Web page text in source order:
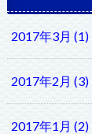
2017年3月 (1)
2017年2月 (3)
2017年1月 (2)